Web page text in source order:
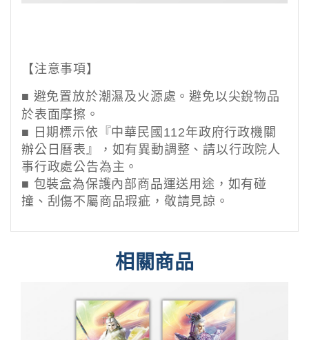
【注意事項】
■ 避免置放於潮濕及火源處。避免以尖銳物品
於表面摩擦。
■ 日期標示依『中華民國 112年政府行政機關
辦公日曆表』，如有異動調整、請以行政院人
事行政處公告為主。
■ 包裝盒為保護內部商品運送用途，如有碰
撞、刮傷不屬商品瑕疵，敬請見諒。
相關商品